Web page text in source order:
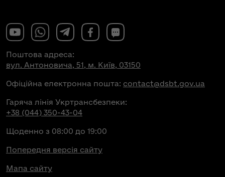
Поштова адреса:
вул. Антоновича, 51, м. Київ, 03150
Офіційна електронна пошта: contact@dsbt.gov.ua
Гаряча лінія Укртрансбезпеки:
+38 (044) 350-43-04
Щоденно з 08:00 до 19:00
Попередня версія сайту
Мапа сайту